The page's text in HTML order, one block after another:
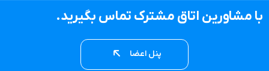
با مشاورین اتاق مشترک تماس بگیرید.
پنل اعضا